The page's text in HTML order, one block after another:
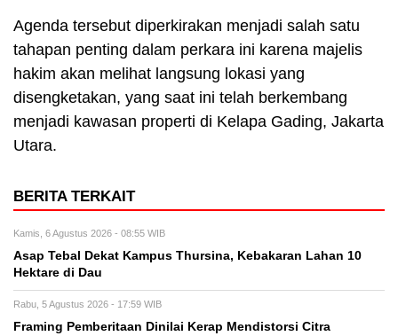
Agenda tersebut diperkirakan menjadi salah satu
tahapan penting dalam perkara ini karena majelis
hakim akan melihat langsung lokasi yang
disengketakan, yang saat ini telah berkembang
menjadi kawasan properti di Kelapa Gading, Jakarta
Utara.
BERITA TERKAIT
Kamis, 6 Agustus 2026 - 08:55 WIB
Asap Tebal Dekat Kampus Thursina, Kebakaran Lahan 10
Hektare di Dau
Rabu, 5 Agustus 2026 - 17:59 WIB
Framing Pemberitaan Dinilai Kerap Mendistorsi Citra